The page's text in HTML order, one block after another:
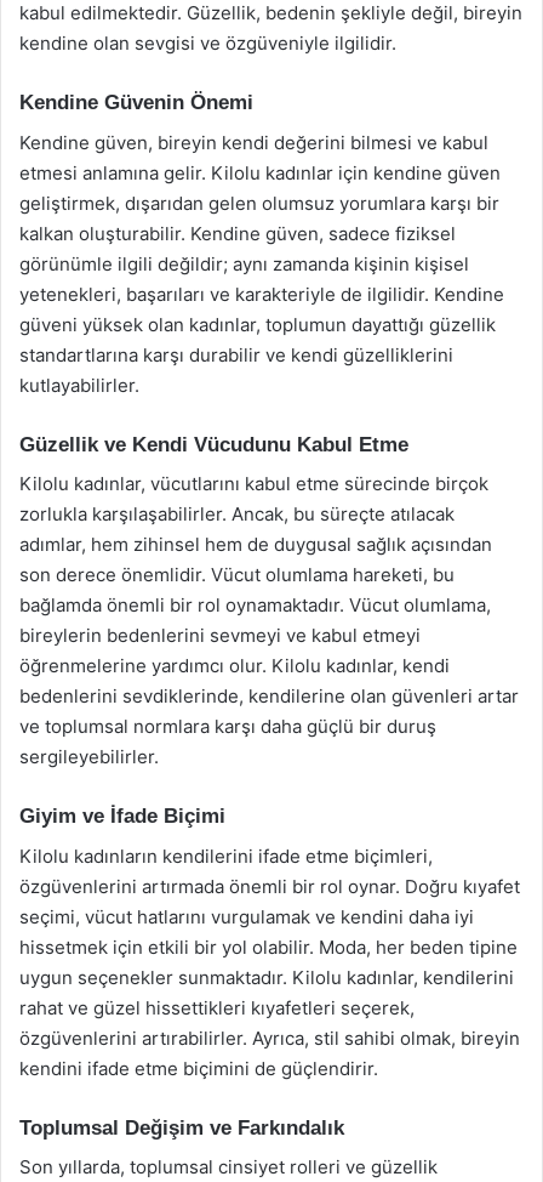
kabul edilmektedir. Güzellik, bedenin şekliyle değil, bireyin
kendine olan sevgisi ve özgüveniyle ilgilidir.
Kendine Güvenin Önemi
Kendine güven, bireyin kendi değerini bilmesi ve kabul
etmesi anlamına gelir. Kilolu kadınlar için kendine güven
geliştirmek, dışarıdan gelen olumsuz yorumlara karşı bir
kalkan oluşturabilir. Kendine güven, sadece fiziksel
görünümle ilgili değildir; aynı zamanda kişinin kişisel
yetenekleri, başarıları ve karakteriyle de ilgilidir. Kendine
güveni yüksek olan kadınlar, toplumun dayattığı güzellik
standartlarına karşı durabilir ve kendi güzelliklerini
kutlayabilirler.
Güzellik ve Kendi Vücudunu Kabul Etme
Kilolu kadınlar, vücutlarını kabul etme sürecinde birçok
zorlukla karşılaşabilirler. Ancak, bu süreçte atılacak
adımlar, hem zihinsel hem de duygusal sağlık açısından
son derece önemlidir. Vücut olumlama hareketi, bu
bağlamda önemli bir rol oynamaktadır. Vücut olumlama,
bireylerin bedenlerini sevmeyi ve kabul etmeyi
öğrenmelerine yardımcı olur. Kilolu kadınlar, kendi
bedenlerini sevdiklerinde, kendilerine olan güvenleri artar
ve toplumsal normlara karşı daha güçlü bir duruş
sergileyebilirler.
Giyim ve İfade Biçimi
Kilolu kadınların kendilerini ifade etme biçimleri,
özgüvenlerini artırmada önemli bir rol oynar. Doğru kıyafet
seçimi, vücut hatlarını vurgulamak ve kendini daha iyi
hissetmek için etkili bir yol olabilir. Moda, her beden tipine
uygun seçenekler sunmaktadır. Kilolu kadınlar, kendilerini
rahat ve güzel hissettikleri kıyafetleri seçerek,
özgüvenlerini artırabilirler. Ayrıca, stil sahibi olmak, bireyin
kendini ifade etme biçimini de güçlendirir.
Toplumsal Değişim ve Farkındalık
Son yıllarda, toplumsal cinsiyet rolleri ve güzellik